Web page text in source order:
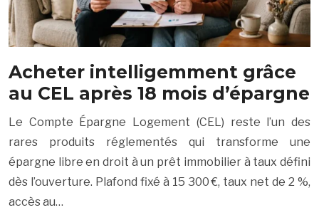
Acheter intelligemment grâce
au CEL après 18 mois d’épargne
Le Compte Épargne Logement (CEL) reste l’un des
rares produits réglementés qui transforme une
épargne libre en droit à un prêt immobilier à taux défini
dès l’ouverture. Plafond fixé à 15 300 €, taux net de 2 %,
accès au…